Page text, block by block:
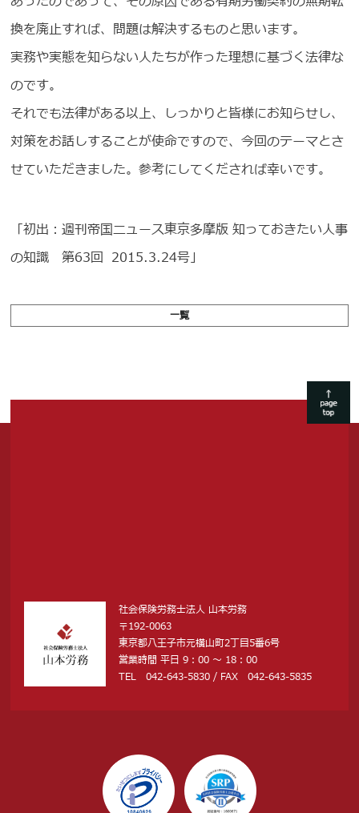
換を廃止すれば、問題は解決するものと思います。
実務や実態を知らない人たちが作った理想に基づく法律な
のです。
それでも法律がある以上、しっかりと皆様にお知らせし、
対策をお話しすることが使命ですので、今回のテーマとさ
せていただきました。参考にしてくだされば幸いです。
「初出：週刊帝国ニュース東京多摩版 知っておきたい人事
の知識 第63回 2015.3.24号」
一覧
社会保険労務士法人 山本労務
〒192-0063
東京都八王子市元横山町2丁目5番6号
営業時間 平日 9：00 〜 18：00
TEL 042-643-5830 / FAX 042-643-5835